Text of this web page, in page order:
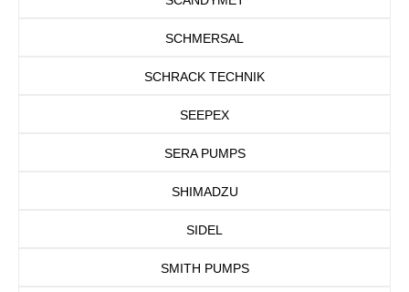
SCHMERSAL
SCHRACK TECHNIK
SEEPEX
SERA PUMPS
SHIMADZU
SIDEL
SMITH PUMPS